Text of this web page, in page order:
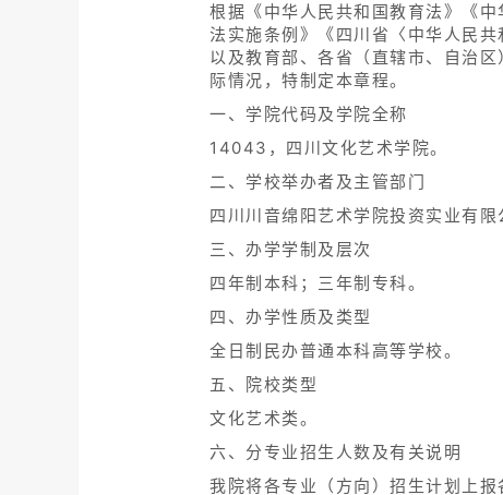
根据《中华人民共和国教育法》《
法实施条例》《四川省〈中华人民
以及教育部、各省（直辖市、自治
际情况，特制定本章程。
一、学院代码及学院全称
14043，四川文化艺术学院。
二、学校举办者及主管部门
四川川音绵阳艺术学院投资实业有限
三、办学学制及层次
四年制本科；三年制专科。
四、办学性质及类型
全日制民办普通本科高等学校。
五、院校类型
文化艺术类。
六、分专业招生人数及有关说明
我院将各专业（方向）招生计划上